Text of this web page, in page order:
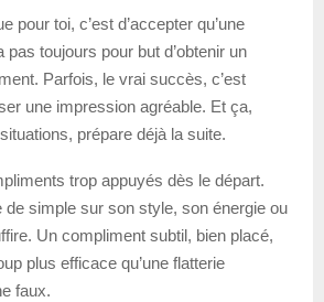
pour toi, c’est d’accepter qu’une
pas toujours pour but d’obtenir un
Parfois, le vrai succès, c’est
une impression agréable. Et ça,
prépare déjà la suite.
trop appuyés dès le départ.
de simple sur son style, son énergie ou
Un compliment subtil, bien placé,
plus efficace qu’une flatterie
faux.